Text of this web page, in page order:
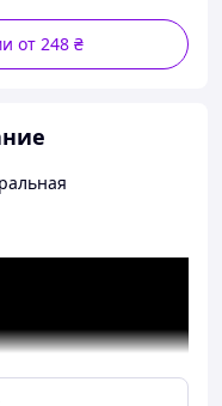
от 248 ₴